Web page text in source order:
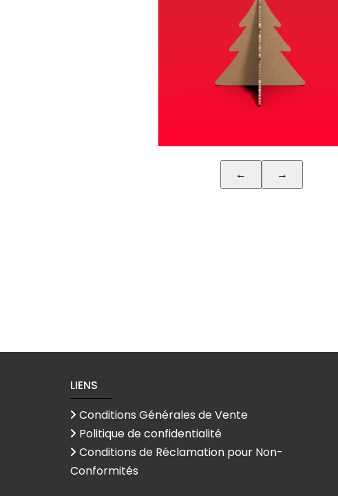
LIENS
Conditions Générales de Vente
Politique de confidentialité
Conditions de Réclamation pour Non-
Conformités